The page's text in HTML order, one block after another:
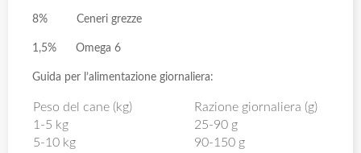
8% Ceneri grezze
1,5% Omega 6
Guida per l’alimentazione giornaliera:
Peso del cane (kg)
Razione giornaliera (g)
1-5 kg
25-90 g
5-10 kg
90-150 g